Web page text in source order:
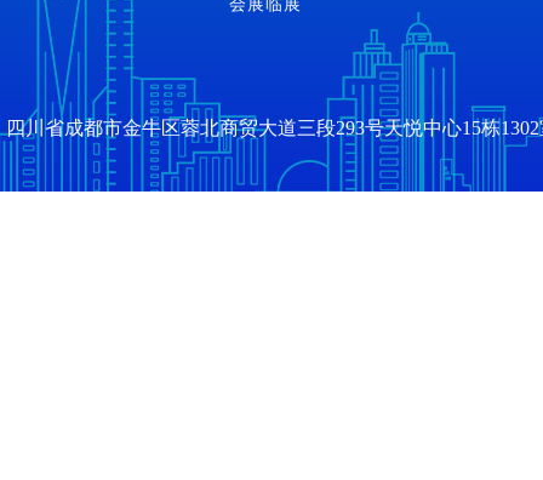
会展临展
四川省成都市金牛区蓉北商贸大道三段293号天悦中心15栋